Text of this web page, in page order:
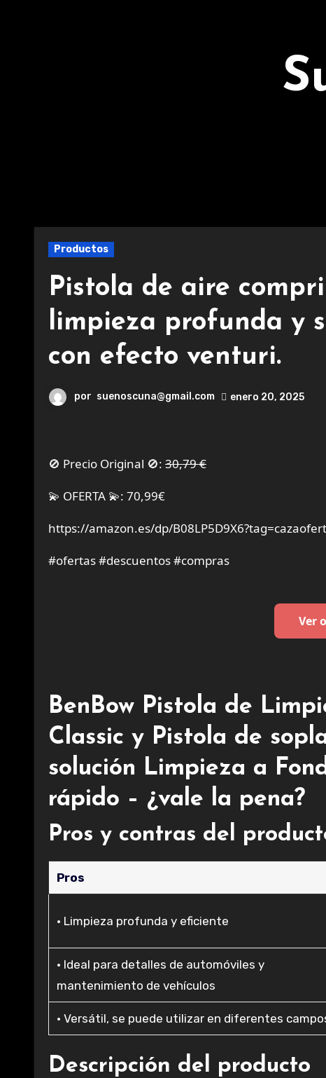
Productos
Pistola de aire
limpieza profunda y
con efecto venturi.
por suenoscuna@gmail.com enero 20, 2025
🚫 Precio Original 🚫: 30,79 €
💫 OFERTA 💫: 70,99€
https://amazon.es/dp/
#ofertas #descuentos #compras
Ver
BenBow Pistola de
Classic y Pistola de
solución Limpieza a
rápido – ¿vale la pena?
Pros y contras del
Pros
• Limpieza profunda y eficiente
• Ideal para detalles de automóviles y
mantenimiento de vehículos
• Versátil, se puede utilizar en diferentes
Descripción del producto